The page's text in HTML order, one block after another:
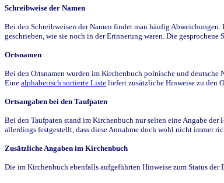
Schreibweise der Namen
Bei den Schreibweisen der Namen findet man häufig
geschrieben, wie sie noch in der Erinnerung waren. Die
Ortsnamen
Bei den Ortsnamen wurden im Kirchenbuch polnische und deutsche
Eine alphabetisch sortierte Liste liefert zusätzliche Hinweise zu den
Ortsangaben bei den Taufpaten
Bei den Taufpaten stand im Kirchenbuch nur selten eine Angabe
allerdings festgestellt, dass diese Annahme doch wohl nicht immer
Zusätzliche Angaben im Kirchenbuch
Die im Kirchenbuch ebenfalls aufgeführten Hinweise zum Status der